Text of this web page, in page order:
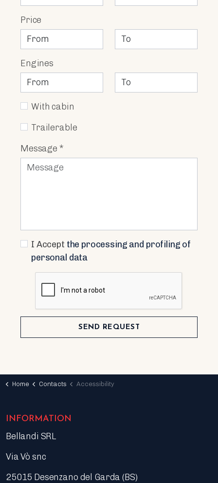
Price
Engines
With cabin
Trailerable
Message *
I Accept the processing and profiling of
personal data
SEND REQUEST
Home Contacts Accessibility
INFORMATION
Bellandi SRL
Via Vò snc
25015 Desenzano del Garda (BS)